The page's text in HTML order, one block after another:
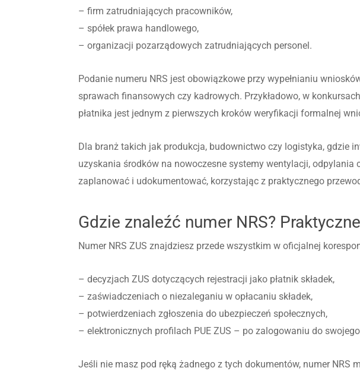
– firm zatrudniających pracowników,
– spółek prawa handlowego,
– organizacji pozarządowych zatrudniających personel.
Podanie numeru NRS jest obowiązkowe przy wypełnianiu
sprawach finansowych czy kadrowych. Przykładowo, w
płatnika jest jednym z pierwszych kroków weryfikacji formalnej
Dla branż takich jak produkcja, budownictwo czy logistyka, gdzie
uzyskania środków na nowoczesne systemy wentylacji,
zaplanować i udokumentować, korzystając z praktycznego
Gdzie znaleźć numer NRS?
Numer NRS ZUS znajdziesz przede wszystkim w oficjalnej
– decyzjach ZUS dotyczących rejestracji jako płatnik składek,
– zaświadczeniach o niezaleganiu w opłacaniu składek,
– potwierdzeniach zgłoszenia do ubezpieczeń społecznych,
– elektronicznych profilach PUE ZUS – po zalogowaniu do
Jeśli nie masz pod ręką żadnego z tych dokumentów, numer